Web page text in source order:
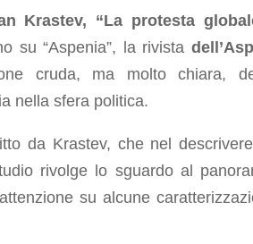
Krastev, “La protesta
su “Aspenia”, la rivista
cruda, ma molto chiara,
nella sfera politica.
da Krastev, che nel
rivolge lo sguardo al
su alcune